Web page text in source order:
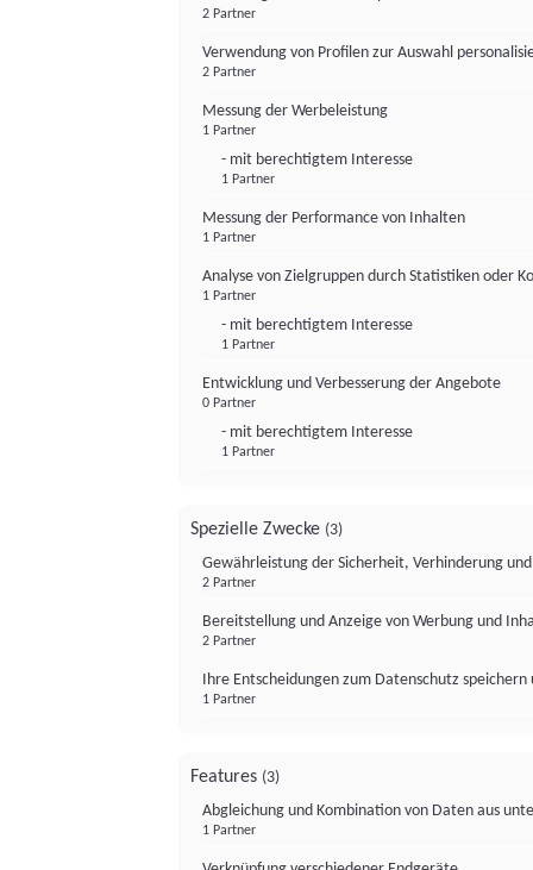
2 Partner
Verwendung von Profilen zur Auswahl
2 Partner
Messung der Werbeleistung
1 Partner
- mit berechtigtem Interesse
1 Partner
Messung der Performance von Inhalten
1 Partner
Analyse von Zielgruppen durch Statistiken oder
1 Partner
- mit berechtigtem Interesse
1 Partner
Entwicklung und Verbesserung der Angebote
0 Partner
- mit berechtigtem Interesse
1 Partner
Spezielle Zwecke (3)
Gewährleistung der Sicherheit, Verhinderung
2 Partner
Bereitstellung und Anzeige von Werbung und
2 Partner
Ihre Entscheidungen zum Datenschutz
1 Partner
Features (3)
Abgleichung und Kombination von Daten aus
1 Partner